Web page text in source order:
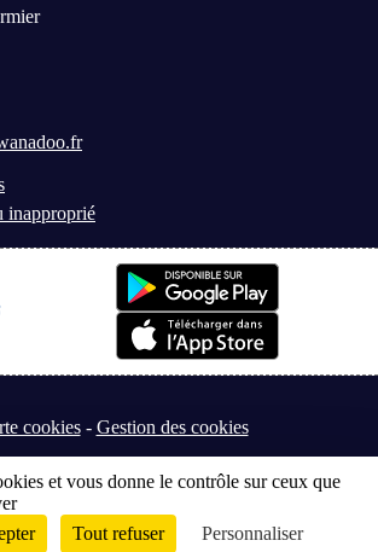
inapproprié
cookies Gestion des cookies
Connexion
et vous donne le contrôle sur ceux que
Tout refuser Personnaliser